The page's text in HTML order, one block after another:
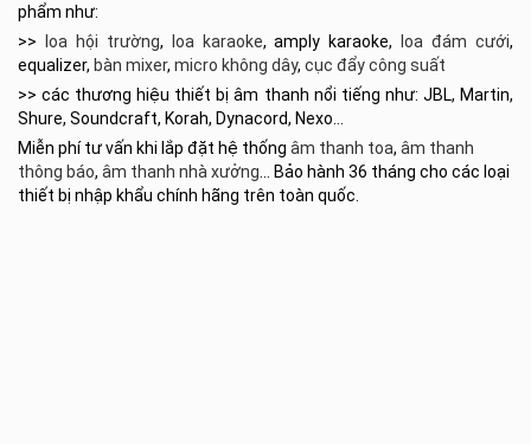
phẩm như:
>>
loa hội trường, loa karaoke, amply karaoke, loa đám cưới,
equalizer, bàn mixer, micro không dây, cục đẩy công suất
>> các thương hiệu thiết bị âm thanh nổi tiếng như: JBL, Martin,
Shure, Soundcraft, Korah, Dynacord, Nexo…
Miễn phí tư vấn khi lắp đặt hệ thống âm thanh toa, âm thanh
thông báo, âm thanh nhà xưởng… Bảo hành 36 tháng cho các loại
thiết bị nhập khẩu chính hãng trên toàn quốc.